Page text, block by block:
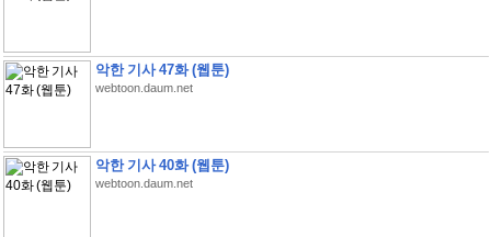
악한 기사 47화 (웹툰)
webtoon.daum.net
악한 기사 40화 (웹툰)
webtoon.daum.net